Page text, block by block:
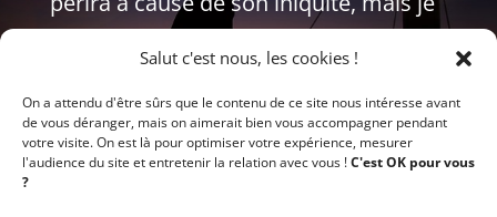
Salut c'est nous, les cookies !
On a attendu d'être sûrs que le contenu de ce site nous intéresse avant
de vous déranger, mais on aimerait bien vous accompagner pendant
votre visite. On est là pour optimiser votre expérience, mesurer
l'audience du site et entretenir la relation avec vous !C'est OK pour vous
?
EZECHIEL 33:5-6